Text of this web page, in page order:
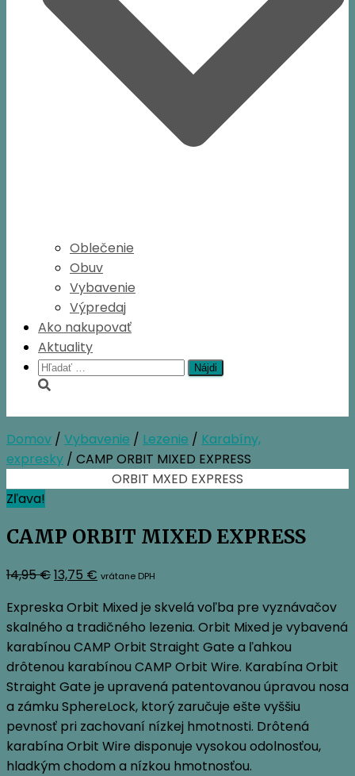
Oblečenie
Obuv
Vybavenie
Výpredaj
Ako nakupovať
Aktuality
Hľadať:
Domov / Vybavenie / Lezenie / Karabíny,
expresky / CAMP ORBIT MIXED EXPRESS
Zľava!
CAMP ORBIT MIXED EXPRESS
14,95€Pôvodná
bola:
14,95 €.
13,75 € Aktuálna
je:
13,75 €.
vrátane DPH
Expreska Orbit Mixed je skvelá voľba pre vyznávačov
skalného a tradičného lezenia. Orbit Mixed je vybavená
karabínou CAMP Orbit Straight Gate a ľahkou
drôtenou karabínou CAMP Orbit Wire. Karabína Orbit
Straight Gate je upravená patentovanou úpravou nosa
a zámku SphereLock, ktorý zaručuje ešte vyššiu
pevnosť pri zachovaní nízkej hmotnosti. Drôtená
karabína Orbit Wire disponuje vysokou odolnosťou,
hladkým chodom a nízkou hmotnosťou.